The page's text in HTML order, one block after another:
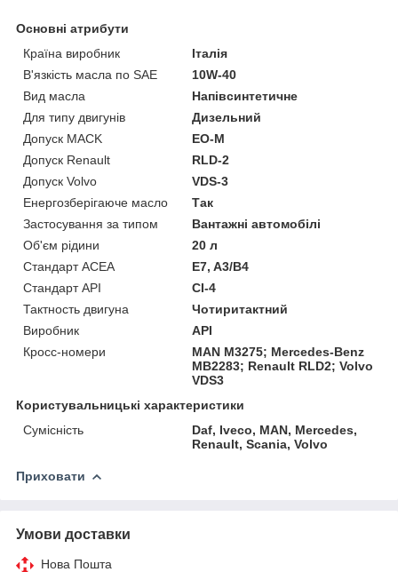
Основні атрибути
Країна виробник
Італія
В'язкість масла по SAE
10W-40
Вид масла
Напівсинтетичне
Для типу двигунів
Дизельний
Допуск MACK
EO-M
Допуск Renault
RLD-2
Допуск Volvo
VDS-3
Енергозберігаюче масло
Так
Застосування за типом
Вантажні автомобілі
Об'єм рідини
20 л
Стандарт ACEA
E7, A3/B4
Стандарт API
CI-4
Тактность двигуна
Чотиритактний
Виробник
API
Кросс-номери
MAN M3275; Mercedes-Benz
MB2283; Renault RLD2; Volvo
VDS3
Користувальницькі характеристики
Сумісність
Daf, Iveco, MAN, Mercedes,
Renault, Scania, Volvo
Приховати
Умови доставки
Нова Пошта